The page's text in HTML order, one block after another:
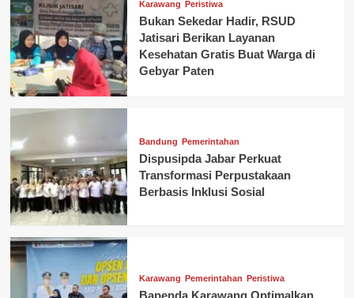
Karawang Peristiwa
Bukan Sekedar Hadir, RSUD
Jatisari Berikan Layanan
Kesehatan Gratis Buat Warga di
Gebyar Paten
Bandung Pemerintahan
Dispusipda Jabar Perkuat
Transformasi Perpustakaan
Berbasis Inklusi Sosial
Karawang Pemerintahan Peristiwa